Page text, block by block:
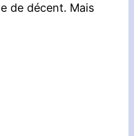
de décent. Mais